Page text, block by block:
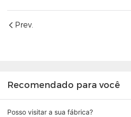
Prev.
Recomendado para você
Posso visitar a sua fábrica?